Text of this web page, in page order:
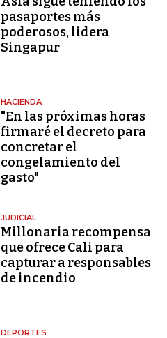
pasaportes más
poderosos, lidera
Singapur
HACIENDA
"En las próximas horas
firmaré el decreto para
concretar el
congelamiento del
gasto"
JUDICIAL
Millonaria recompensa
que ofrece Cali para
capturar a responsables
de incendio
DEPORTES